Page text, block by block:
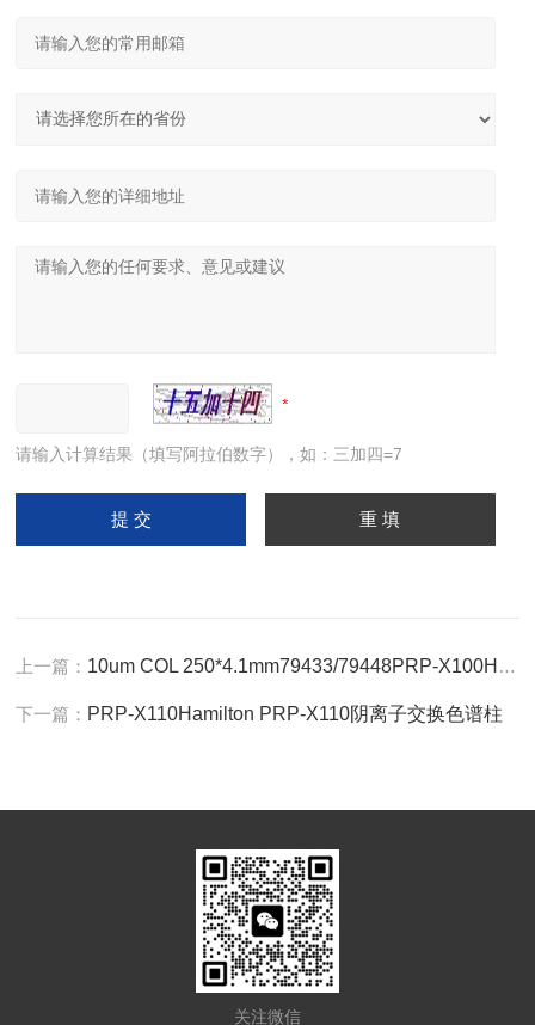
请输入计算结果（填写阿拉伯数字），如：三加四=7
上一篇： 10um COL 250*4.1mm79433/79448PRP-X100Hamilton食品砷液相柱
下一篇： PRP-X110Hamilton PRP-X110阴离子交换色谱柱
关注微信